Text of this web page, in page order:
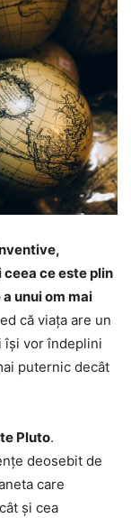
ce este plin
unui om mai
că viața are un
își vor îndeplini
puternic decât
Pluto.
deosebit de
care
și cea